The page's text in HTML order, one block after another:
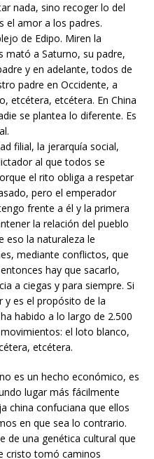
nada, sino recoger lo del
el amor a los padres.
de Edipo. Miren la
mató a Saturno, su padre,
y en adelante, todos de
padre en Occidente, a
etcétera, etcétera. En China
se plantea lo diferente. Es
filial, la jerarquía social,
al que todos se
el rito obliga a respetar
pero el emperador
frente a él y la primera
la relación del pueblo
eso la naturaleza le
mediante conflictos, que
hay que sacarlo,
a ciegas y para siempre. Si
y es el propósito de la
habido a lo largo de 2.500
el loto blanco,
etcétera.
es un hecho económico, es
lugar más fácilmente
china confuciana que ellos
en que sea lo contrario.
de una genética cultural que
cristo tomó caminos